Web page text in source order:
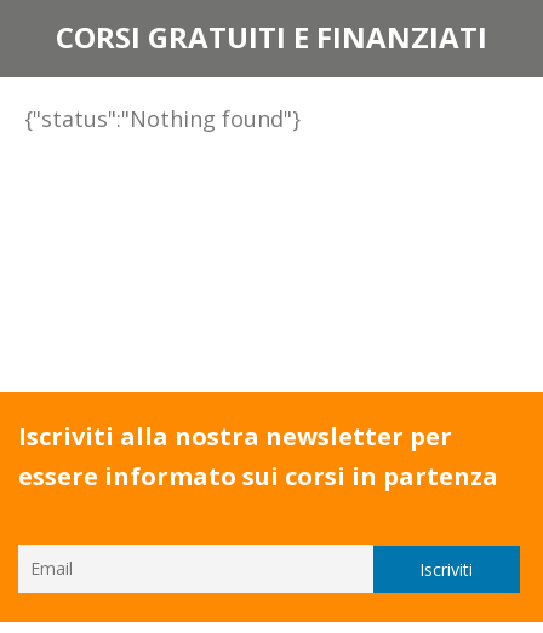
CORSI GRATUITI E FINANZIATI
{"status":"Nothing found"}
Iscriviti alla nostra newsletter per
essere informato sui corsi in partenza